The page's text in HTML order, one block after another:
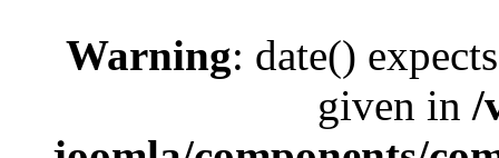
Warning: date()
given in /